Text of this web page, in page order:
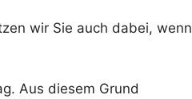
wir Sie auch dabei, wenn
Aus diesem Grund